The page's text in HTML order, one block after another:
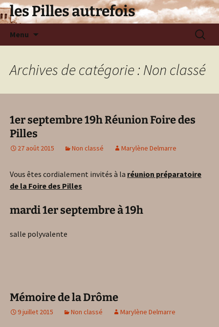
les Pilles autrefois
Menu
Archives de catégorie : Non classé
1er septembre 19h Réunion Foire des
Pilles
27 août 2015 Non classé Marylène Delmarre
Vous êtes cordialement invités à la réunion préparatoire
de la Foire des Pilles
mardi 1er septembre à 19h
salle polyvalente
Mémoire de la Drôme
9 juillet 2015 Non classé Marylène Delmarre